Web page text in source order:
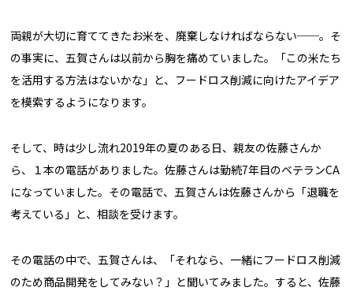
両親が大切に育ててきたお米を、廃棄しなければならない──。そ
の事実に、五賀さんは以前から胸を痛めていました。「この米たち
を活用する方法はないかな」と、フードロス削減に向けたアイデア
を模索するようになります。
そして、時は少し流れ2019年の夏のある日、親友の佐藤さんか
ら、１本の電話がありました。佐藤さんは勤続7年目のベテランCA
になっていました。その電話で、五賀さんは佐藤さんから「退職を
考えている」と、相談を受けます。
その電話の中で、五賀さんは、「それなら、一緒にフードロス削減
のため商品開発をしてみない？」と聞いてみました。すると、佐藤